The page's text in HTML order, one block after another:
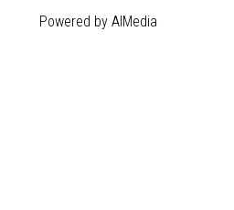
Powered by AIMedia